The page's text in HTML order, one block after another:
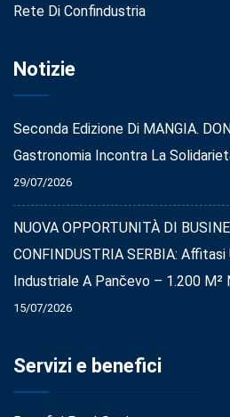
Rete Di Confindustria
Notizie
Seconda Edizione Di MANGIA.
Gastronomia Incontra La
29/07/2026
NUOVA OPPORTUNITÀ DI
CONFINDUSTRIA SERBIA:
Industriale A Pančevo – 1.200 M²
15/07/2026
Servizi e benefici